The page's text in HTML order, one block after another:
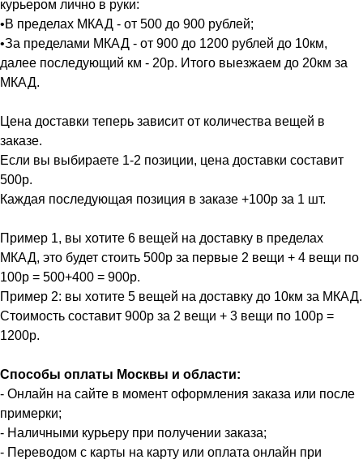
курьером лично в руки:
•В пределах МКАД - от 500 до 900 рублей;
•За пределами МКАД - от 900 до 1200 рублей до 10км,
далее последующий км - 20р. Итого выезжаем до 20км за
МКАД.
Цена доставки теперь зависит от количества вещей в
заказе.
Если вы выбираете 1-2 позиции, цена доставки составит
500р.
Каждая последующая позиция в заказе +100р за 1 шт.
Пример 1, вы хотите 6 вещей на доставку в пределах
МКАД, это будет стоить 500р за первые 2 вещи + 4 вещи по
100р = 500+400 = 900р.
Пример 2: вы хотите 5 вещей на доставку до 10км за МКАД.
Стоимость составит 900р за 2 вещи + 3 вещи по 100р =
1200р.
Способы оплаты Москвы и области:
- Онлайн на сайте в момент оформления заказа или после
примерки;
- Наличными курьеру при получении заказа;
- Переводом с карты на карту или оплата онлайн при